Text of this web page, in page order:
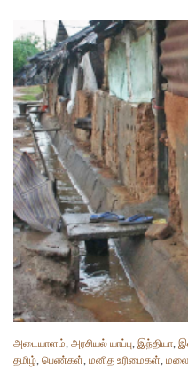
அடையாளம், அரசியல் யாப்பு, இந்தியா,
தமிழ், பெண்கள், மனித உரிமைகள்,